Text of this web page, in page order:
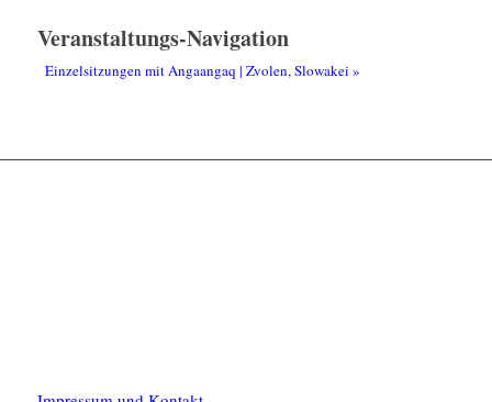
Veranstaltungs-Navigation
Einzelsitzungen mit Angaangaq | Zvolen, Slowakei »